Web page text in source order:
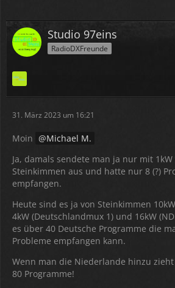
Studio 97eins
RadioDXFreunde
31. März 2023 um 16:21
Moin
Michael M.
Ja, damals sendete man ja nur mit
Steinkimmen aus und hatte nur 8 (?)
empfangen.
Heute sind es ja von Steinkimmen
4kW (Deutschlandmux 1) und 16kW
es über 40 Deutsche Programme die
Probleme empfangen kann.
Wenn man die Niederlande hinzu
80 Programme!